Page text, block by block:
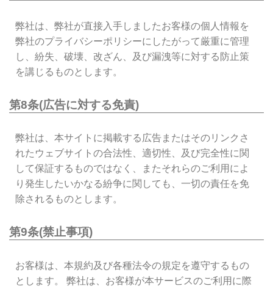
弊社は、弊社が直接入手しましたお客様の個人情報を
弊社のプライバシーポリシーにしたがって厳重に管理
し、紛失、破壊、改ざん、及び漏洩等に対する防止策
を講じるものとします。
第8条(広告に対する免責)
弊社は、本サイトに掲載する広告またはそのリンクさ
れたウェブサイトの合法性、適切性、及び完全性に関
して保証するものではなく、またそれらのご利用によ
り発生したいかなる紛争に関しても、一切の責任を免
除されるものとします。
第9条(禁止事項)
お客様は、本規約及び各種法令の規定を遵守するもの
とします。 弊社は、お客様が本サービスのご利用に際